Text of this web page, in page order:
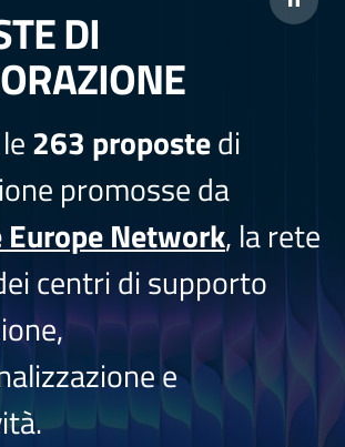
DI
263 propostedi
promosse da
Network, la rete
centri di supporto
e